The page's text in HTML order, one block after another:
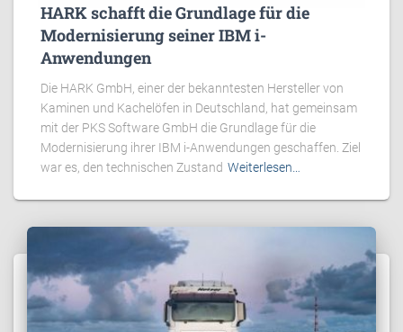
HARK schafft die Grundlage für die
Modernisierung seiner IBM i-
Anwendungen
Die HARK GmbH, einer der bekanntesten Hersteller von
Kaminen und Kachelöfen in Deutschland, hat gemeinsam
mit der PKS Software GmbH die Grundlage für die
Modernisierung ihrer IBM i-Anwendungen geschaffen. Ziel
war es, den technischen Zustand Weiterlesen…